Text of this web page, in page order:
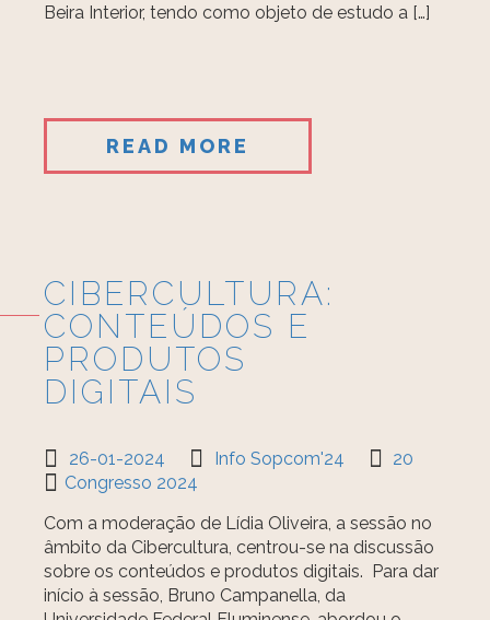
Beira Interior, tendo como objeto de estudo a […]
READ MORE
CIBERCULTURA:
CONTEÚDOS E
PRODUTOS
DIGITAIS
26-01-2024 Info Sopcom'24
20
Congresso 2024
Com a moderação de Lídia Oliveira, a sessão no
âmbito da Cibercultura, centrou-se na discussão
sobre os conteúdos e produtos digitais. Para dar
início à sessão, Bruno Campanella, da